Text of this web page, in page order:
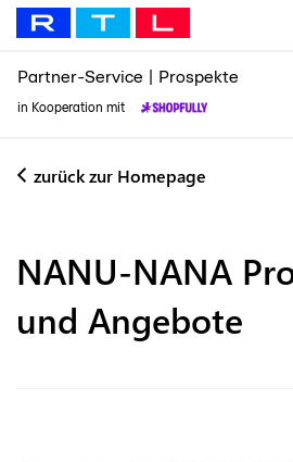
Partner-Service Prospekte
in Kooperation mit
zurück zur Homepage
NANU-NANA
und Angebote